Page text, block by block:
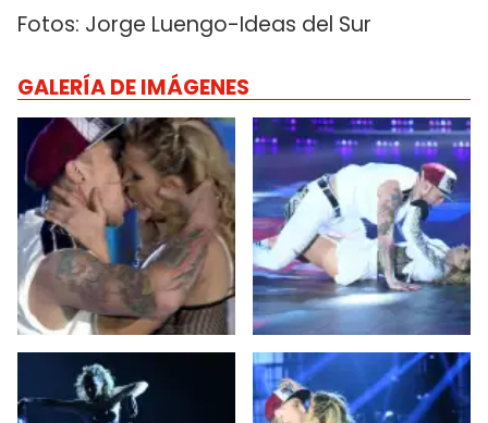
Fotos: Jorge Luengo-Ideas del Sur
GALERÍA DE IMÁGENES